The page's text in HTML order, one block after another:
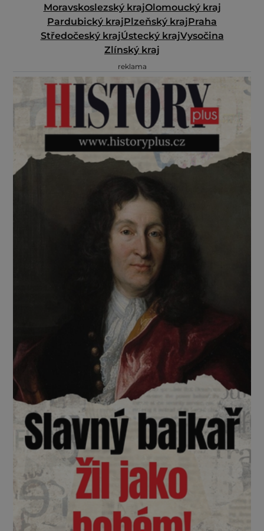
Moravskoslezský krajOlomoucký kraj
Pardubický krajPlzeňský krajPraha
Středočeský krajÚstecký krajVysočina
Zlínský kraj
reklama